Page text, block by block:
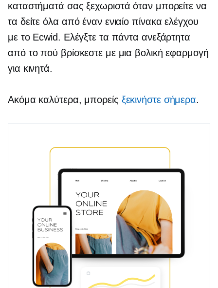
καταστήματά σας ξεχωριστά όταν μπορείτε να
τα δείτε όλα από έναν ενιαίο πίνακα ελέγχου
με το Ecwid. Ελέγξτε τα πάντα ανεξάρτητα
από το πού βρίσκεστε με μια βολική εφαρμογή
για κινητά.
Ακόμα καλύτερα, μπορείς ξεκινήστε σήμερα.